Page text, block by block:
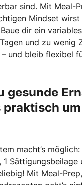
sind. Mit Meal-
Mindset wirst
dir ein
und zu wenig
und bleib flexibel
gesunde
praktisch
macht’s möglich:
1 Sättigungsbeilage
Mit Meal-